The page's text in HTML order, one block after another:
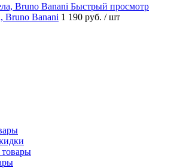
Быстрый просмотр
Bruno Banani 1 190 руб. / шт